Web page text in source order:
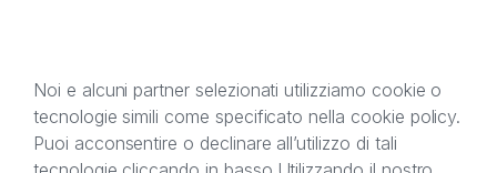
Il presente sito web è di proprietà di StreetLib S.r.l.
C.F. e P.IVA 05338720963. StreetLib S.r.l. è
Noi e alcuni partner selezionati utilizziamo cookie o
tecnologie simili come specificato nella cookie policy.
Puoi acconsentire o declinare all’utilizzo di tali